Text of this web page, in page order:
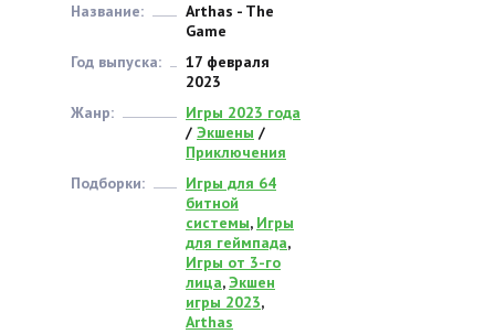
Название:
Arthas - The
Game
Год выпуска:
17 февраля
2023
Жанр:
Игры 2023 года
/ Экшены /
Приключения
Подборки:
Игры для 64
битной
системы, Игры
для геймпада,
Игры от 3-го
лица,Экшен
игры 2023,
Arthas